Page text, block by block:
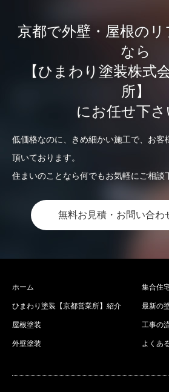
京都で外壁・屋根の
なら
【ひまわり塗装株式
所】
にお任せ下さ
低価格なのに、きめ細かい施工で、お客
頂いております。
住まいのことなら何でもお気軽にご相談
無料お見積・お問い合わ
ホーム
ひまわり塗装【京都営業所】紹介
屋根塗装
外壁塗装
集合住
最新の
工事の
よくあ